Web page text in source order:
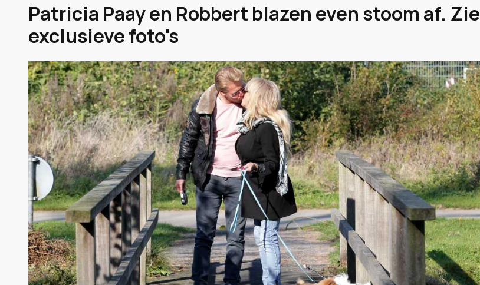
Patricia Paay en Robbert blazen even stoom af. Zie
exclusieve foto's